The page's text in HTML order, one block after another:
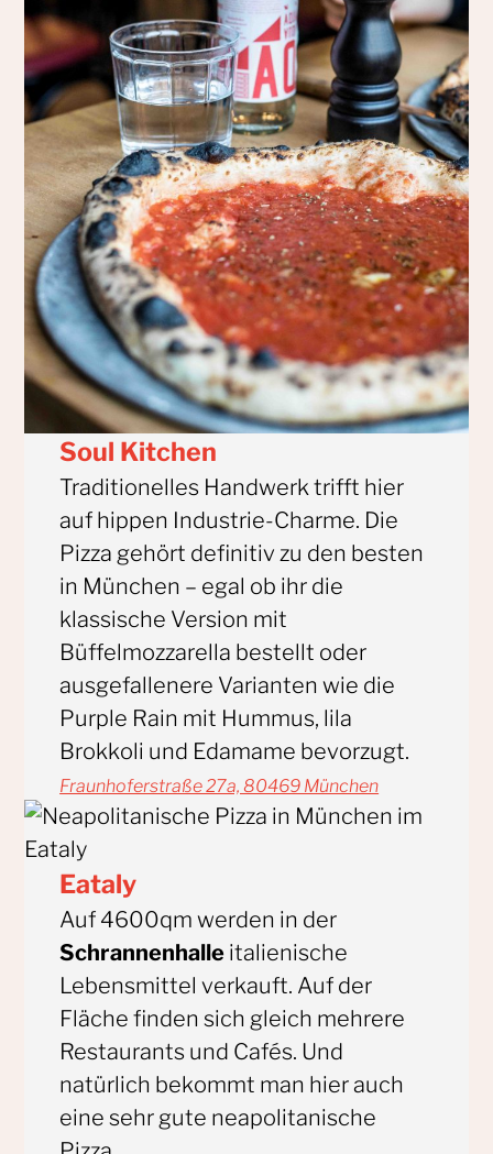
Soul Kitchen
Traditionelles Handwerk trifft hier
auf hippen Industrie-Charme. Die
Pizza gehört definitiv zu den besten
in München – egal ob ihr die
klassische Version mit
Büffelmozzarella bestellt oder
ausgefallenere Varianten wie die
Purple Rain mit Hummus, lila
Brokkoli und Edamame bevorzugt.
Fraunhoferstraße 27a, 80469 München
Eataly
Auf 4600qm werden in der
Schrannenhalle italienische
Lebensmittel verkauft. Auf der
Fläche finden sich gleich mehrere
Restaurants und Cafés. Und
natürlich bekommt man hier auch
eine sehr gute neapolitanische